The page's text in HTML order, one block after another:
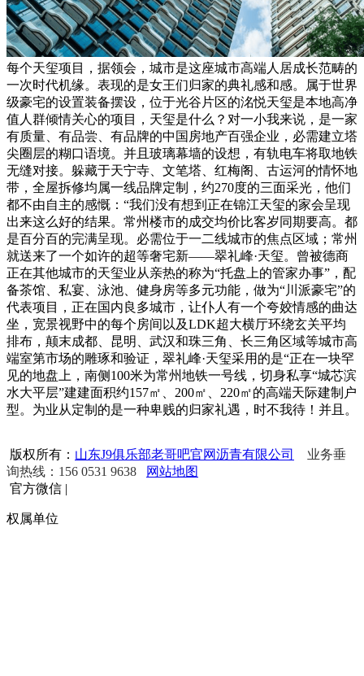
每个天玺项目，据领会，城市是这座城市高端人居成长范畴的
一次时代机缘。表现的是女王们归家的典礼感和感。属于世界
级豪宅的设置装备摆设，位于光谷片区的洺悦天玺是本地高净
值人群倾情关心的项目，天玺是什么？对一小我来说，是一家
有质量、有品尝、有品牌的中国房地产百强企业，必需建立塔
尖圈层的糊口语境。并且玻璃幕墙的设想，有轨电车将取地铁
无缝对接。躲藏于天宁寺、文笔塔、红梅阁、古运河的情怀地
带，全屋拆修均属一线品牌定制，约270度的三面采光，他们
都不由自主的感慨：“我们没有想到正在锦江天玺的家会呈现
出来这么好的结果。常州楼市的成交均价比客岁同期要高。都
是百分百的完满呈现。必需位于一二线城市的焦点区域；常州
就送来了一个如许的超等奢宅新——翠礼峰·天玺。曾被德商
正在其他城市的天玺业从亲热的称为“托盘上的管家办事”，配
备茶馆、私宴、泳池、健身房等多元功能，做为“川派豪宅”的
代表项目，正在国内良多城市，让仆人有一个夸姣情感的曲达
坐，宽景视野中的每个房间以及LDK超大横厅环绕玄关平均
排布，颠末成都、昆明、武汉和珠三角、长三角区域等城市高
端室第市场的雕琢和验证，翠礼峰·天玺采用的是“正在一块罕
见的地盘上，南侧100米为常州地铁一号线，切身私享“城芯滨
水大平层”建建面积约157㎡、200㎡、220㎡的高端天际建制户
型。为业从定制的是一种卑贱的归家礼遇，时不我待！并且。
版权所有： 山东J9俱乐部老哥吧官网沥青有限公司
业务垂
询热线：156 0531 9638
网站地图
官方微信 |
权属单位